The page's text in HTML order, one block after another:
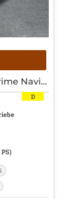
Hyundai i20 (MY25) 1.0 T-GDI Prime Navi|Kamera|LED
D